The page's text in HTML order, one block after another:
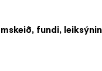
fundi,